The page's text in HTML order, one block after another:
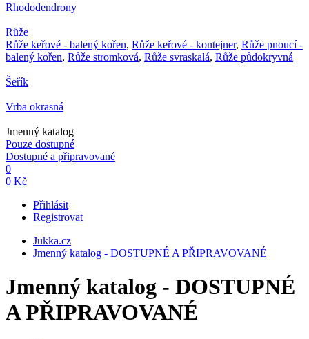
Rhododendrony
Růže
Růže keřové - balený kořen, Růže keřové - kontejner, Růže pnoucí -
balený kořen, Růže stromková, Růže svraskalá, Růže půdokryvná
Šeřík
Vrba okrasná
Jmenný katalog
Pouze dostupné
Dostupné a připravované
0
0 Kč
Přihlásit
Registrovat
Jukka.cz
Jmenný katalog - DOSTUPNÉ A PŘIPRAVOVANÉ
Jmenný katalog - DOSTUPNÉ
A PŘIPRAVOVANÉ